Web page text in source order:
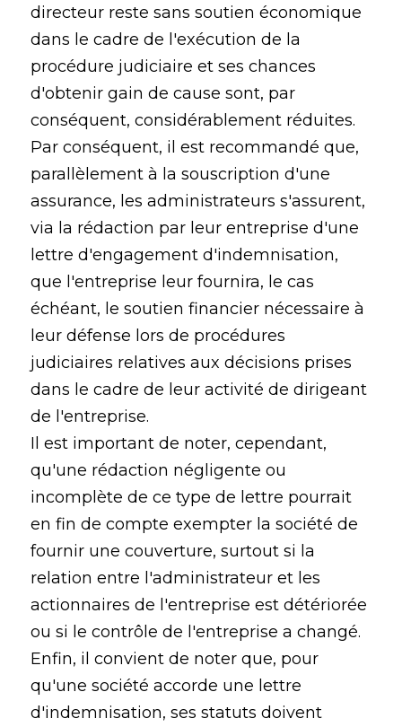
directeur reste sans soutien économique
dans le cadre de l'exécution de la
procédure judiciaire et ses chances
d'obtenir gain de cause sont, par
conséquent, considérablement réduites.
Par conséquent, il est recommandé que,
parallèlement à la souscription d'une
assurance, les administrateurs s'assurent,
via la rédaction par leur entreprise d'une
lettre d'engagement d'indemnisation,
que l'entreprise leur fournira, le cas
échéant, le soutien financier nécessaire à
leur défense lors de procédures
judiciaires relatives aux décisions prises
dans le cadre de leur activité de dirigeant
de l'entreprise.
Il est important de noter, cependant,
qu'une rédaction négligente ou
incomplète de ce type de lettre pourrait
en fin de compte exempter la société de
fournir une couverture, surtout si la
relation entre l'administrateur et les
actionnaires de l'entreprise est détériorée
ou si le contrôle de l'entreprise a changé.
Enfin, il convient de noter que, pour
qu'une société accorde une lettre
d'indemnisation, ses statuts doivent